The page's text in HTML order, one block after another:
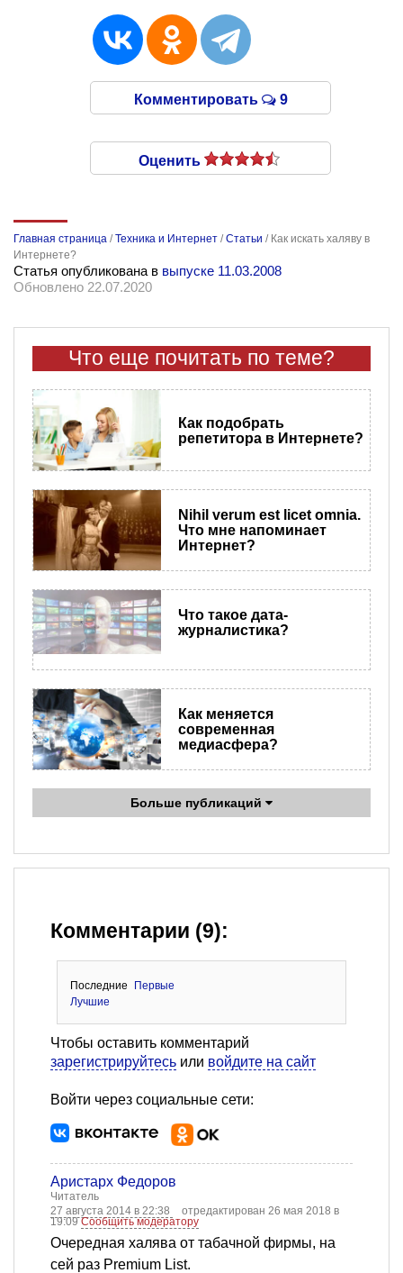
Комментировать 9
Оценить
Главная страница /Техника и Интернет /Статьи / Как искать халяву в
Интернете?
Статья опубликована в выпуске 11.03.2008
Обновлено 22.07.2020
Что еще почитать по теме?
Как подобрать
репетитора в Интернете?
​Nihil verum est licet omnia.
Что мне напоминает
Интернет?
Что такое дата-
журналистика?
Как меняется
современная
медиасфера?
Больше публикаций
Комментарии (9):
Последние
Первые
Лучшие
Чтобы оставить комментарий
зарегистрируйтесь или войдите на сайт
Войти через социальные сети:
Аристарх Федоров
Читатель
27 августа 2014 в 22:38
отредактирован 26 мая 2018 в
19:09Сообщить модератору
Очередная халява от табачной фирмы, на
сей раз Premium List.